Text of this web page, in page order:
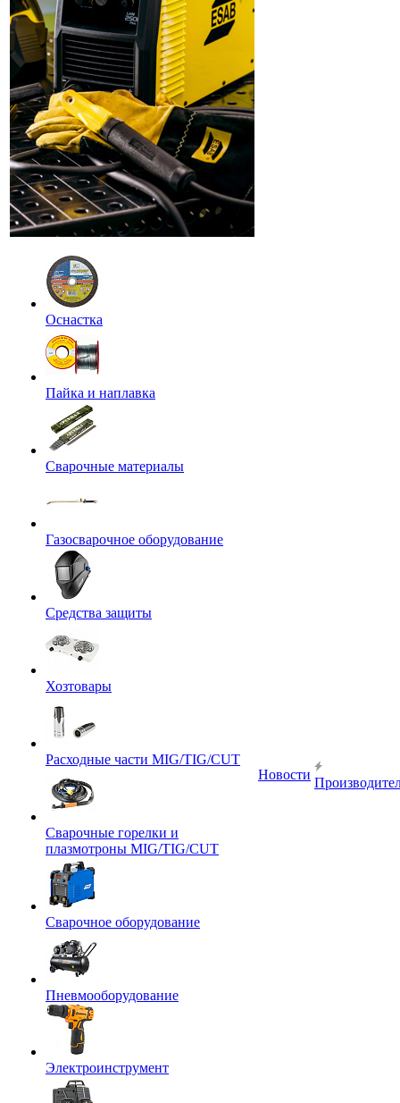
Оснастка
Пайка и наплавка
Сварочные материалы
Газосварочное оборудование
Средства защиты
Хозтовары
Расходные части MIG/TIG/CUT
Сварочные горелки и
плазмотроны MIG/TIG/CUT
Сварочное оборудование
Пневмооборудование
Электроинструмент
Новости